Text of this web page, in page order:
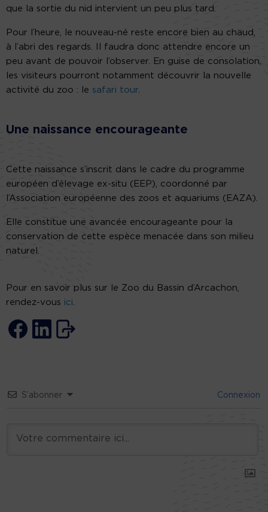
que la sortie du nid intervient un peu plus tard.
Pour l’heure, le nouveau-né reste encore bien au chaud,
à l’abri des regards. Il faudra donc attendre encore un
peu avant de pouvoir l’observer. En guise de consolation,
les visiteurs pourront notamment découvrir la nouvelle
activité du zoo : le safari tour.
Une naissance encourageante
Cette naissance s’inscrit dans le cadre du programme
européen d’élevage ex-situ (EEP), coordonné par
l’Association européenne des zoos et aquariums (EAZA).
Elle constitue une avancée encourageante pour la
conservation de cette espèce menacée dans son milieu
naturel.
Pour en savoir plus sur le Zoo du Bassin d’Arcachon,
rendez-vous ici.
S’abonner Connexion